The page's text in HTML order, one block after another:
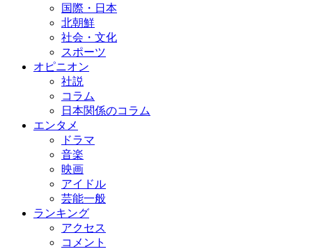
国際・日本
北朝鮮
社会・文化
スポーツ
オピニオン
社説
コラム
日本関係のコラム
エンタメ
ドラマ
音楽
映画
アイドル
芸能一般
ランキング
アクセス
コメント